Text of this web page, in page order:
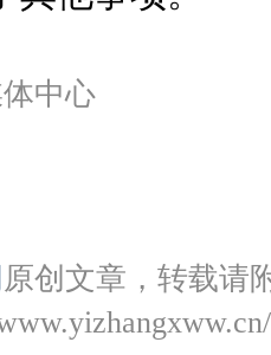
中心
原创文章，转载请